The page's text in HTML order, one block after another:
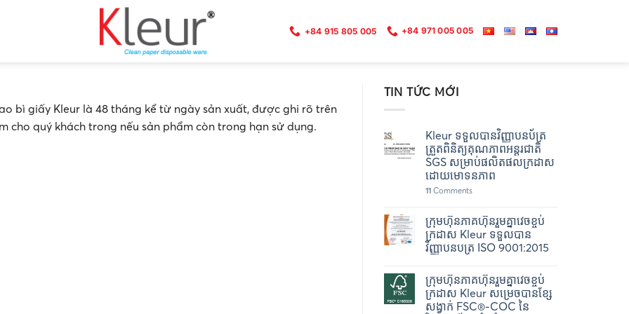
+84 915 805 005 +84 971 005 005
bì giấy Kleur là 48 tháng kể từ ngày sản xuất, được ghi rõ trên
cho quý khách trong nếu sản phẩm còn trong hạn sử dụng.
TIN TỨC MỚI
Kleur ទទួលបានវិញ្ញាបនប័ត្រ
ត្រួតពិនិត្យគុណភាពអន្តរជាតិ
SGS សម្រាប់ផលិតផលក្រដាស
ដោយមោទនភាព
11Comments
ក្រុមហ៊ុនភាគហ៊ុនរួមគ្នាវេចខ្ចប់
ក្រដាស Kleur ទទួលបាន
វិញ្ញាបនបត្រ ISO 9001:2015
ក្រុមហ៊ុនភាគហ៊ុនរួមគ្នាវេចខ្ចប់
ក្រដាស Kleur សម្រេចបានខ្សែ
សង្វាក់ FSC®-COC នៃ